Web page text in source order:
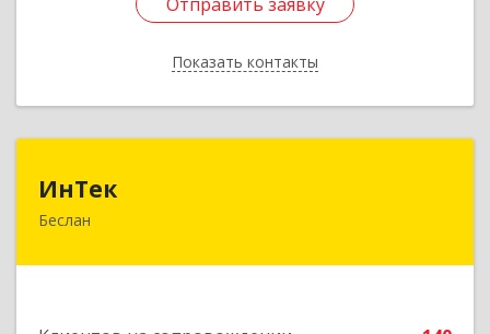
Показать контакты
Назад
ИнТек
Беслан